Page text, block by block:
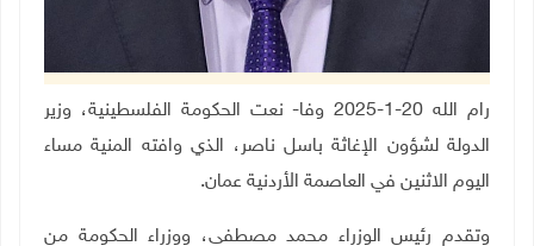
رام الله 20-1-2025 وفا- نعت الحكومة الفلسطينية، وزير
الدولة لشؤون الإغاثة باسل ناصر، الذي وافته المنية مساء
اليوم الاثنين في العاصمة الأردنية عمان.
وتقدم رئيس الوزراء محمد مصطفى، ووزراء الحكومة من